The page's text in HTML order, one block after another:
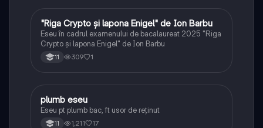
Limba și literatura română
"Riga Crypto și lapona Enigel" de Ion Barbu
Eseu în cadrul examenului de bacalaureat 2025 "Riga
Crypto și lapona Enigel" de Ion Barbu
11 309 1
Limba și literatura română
plumb eseu
Eseu pt plumb bac, ft usor de reținut
11 1,211 17